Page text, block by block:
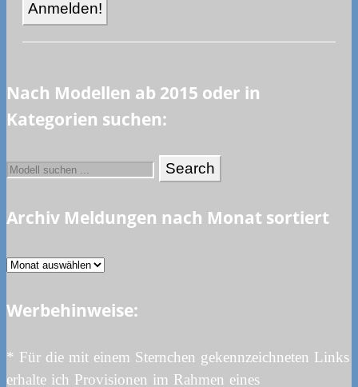
Nach Modellen ab 2015 oder in
Kategorien suchen:
Archiv Meldungen nach Monat sortiert
Archiv
nach
sortiert
Werbehinweise:
* Für die mit einem Sternchen gekennzeichneten Links
erhalte ich Provisionen im Rahmen eines